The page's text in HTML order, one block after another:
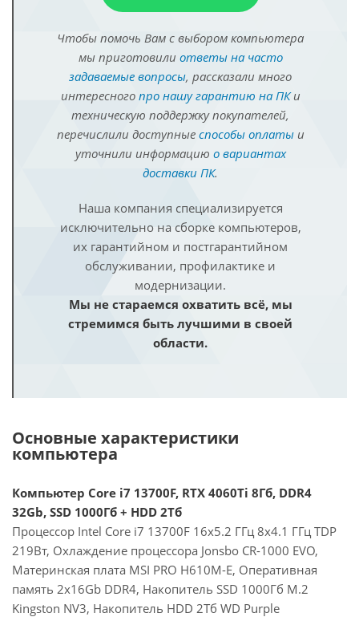
Чтобы помочь Вам с выбором компьютера
мы приготовили ответы на часто
задаваемые вопросы, рассказали много
интересного про нашу гарантию на ПКи
техническую поддержку покупателей,
перечислили доступные способы оплатыи
уточнили информацию о вариантах
доставки ПК.
Наша компания специализируется
исключительно на сборке компьютеров,
их гарантийном и постгарантийном
обслуживании, профилактике и
модернизации.
Мы не стараемся охватить всё, мы
стремимся быть лучшими в своей
области.
Основные характеристики
компьютера
Компьютер Core i7 13700F, RTX 4060Ti 8Гб, DDR4
32Gb, SSD 1000Гб + HDD 2Тб
Процессор Intel Core i7 13700F 16x5.2 ГГц 8x4.1 ГГц TDP
219Вт, Охлаждение процессора Jonsbo CR-1000 EVO,
Материнская плата MSI PRO H610M-E, Оперативная
память 2x16Gb DDR4, Накопитель SSD 1000Гб M.2
Kingston NV3, Накопитель HDD 2Тб WD Purple